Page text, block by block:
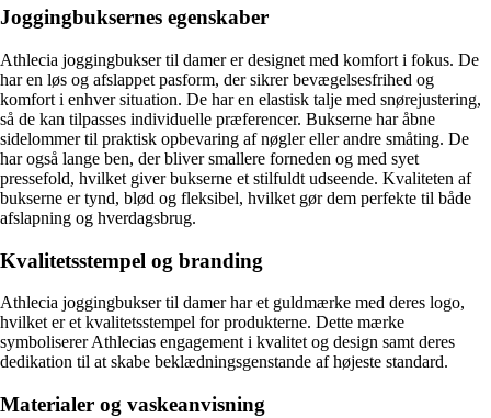
Joggingbuksernes egenskaber
Athlecia joggingbukser til damer er designet med komfort i fokus. De
har en løs og afslappet pasform, der sikrer bevægelsesfrihed og
komfort i enhver situation. De har en elastisk talje med snørejustering,
så de kan tilpasses individuelle præferencer. Bukserne har åbne
sidelommer til praktisk opbevaring af nøgler eller andre småting. De
har også lange ben, der bliver smallere forneden og med syet
pressefold, hvilket giver bukserne et stilfuldt udseende. Kvaliteten af
bukserne er tynd, blød og fleksibel, hvilket gør dem perfekte til både
afslapning og hverdagsbrug.
Kvalitetsstempel og branding
Athlecia joggingbukser til damer har et guldmærke med deres logo,
hvilket er et kvalitetsstempel for produkterne. Dette mærke
symboliserer Athlecias engagement i kvalitet og design samt deres
dedikation til at skabe beklædningsgenstande af højeste standard.
Materialer og vaskeanvisning